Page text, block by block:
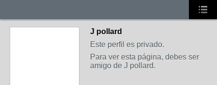
J pollard
Este perfil es privado.
Para ver esta página, debes ser
amigo de J pollard.